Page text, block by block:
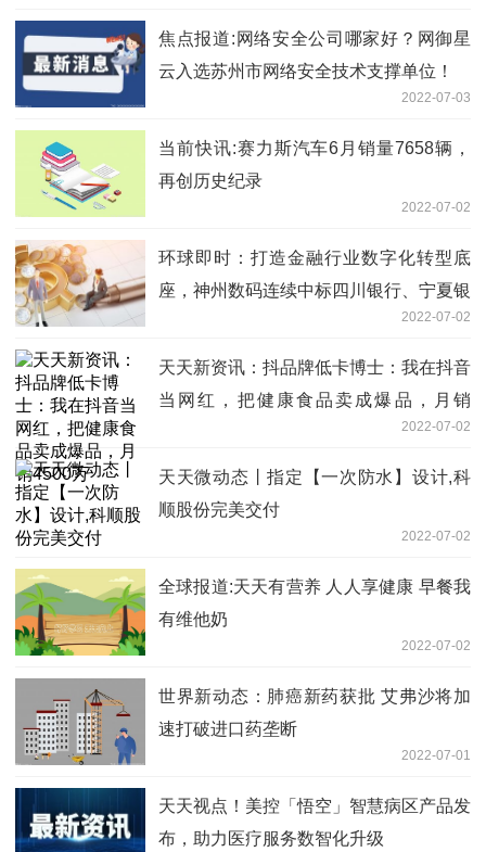
焦点报道:网络安全公司哪家好？网御星
云入选苏州市网络安全技术支撑单位！
2022-07-03
当前快讯:赛力斯汽车6月销量7658辆，
再创历史纪录
2022-07-02
环球即时：打造金融行业数字化转型底
座，神州数码连续中标四川银行、宁夏银
2022-07-02
天天新资讯：抖品牌低卡博士：我在抖音
当网红，把健康食品卖成爆品，月销
2022-07-02
天天微动态丨指定【一次防水】设计,科
顺股份完美交付
2022-07-02
全球报道:天天有营养 人人享健康 早餐我
有维他奶
2022-07-02
世界新动态：肺癌新药获批 艾弗沙将加
速打破进口药垄断
2022-07-01
天天视点！美控「悟空」智慧病区产品发
布，助力医疗服务数智化升级